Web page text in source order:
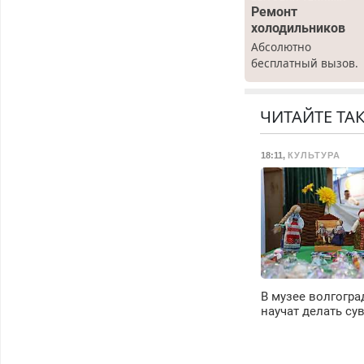
Ремонт
холодильников
Абсолютно
бесплатный вызов.
Ремонт
марок на дому, с
гарантией. Все р-
выходных.
Пенсионерам –
скидки до 40%.
Мастер со стажем.
ЧИТАЙТЕ
18:11, КУЛЬТУРА
В музее
научат делать